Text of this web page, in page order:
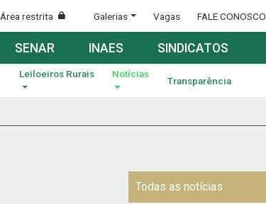
Área restrita Galerias Vagas FALE CONOSCO
SENAR INAES SINDICATOS
Leiloeiros Rurais Notícias
Transparência